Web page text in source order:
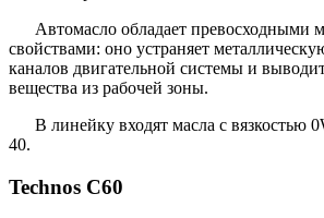
Автомасло обладает
свойствами: оно устраняет
каналов двигательной системы и
вещества из рабочей зоны.
В линейку входят масла с вязкостью
40.
Technos C60